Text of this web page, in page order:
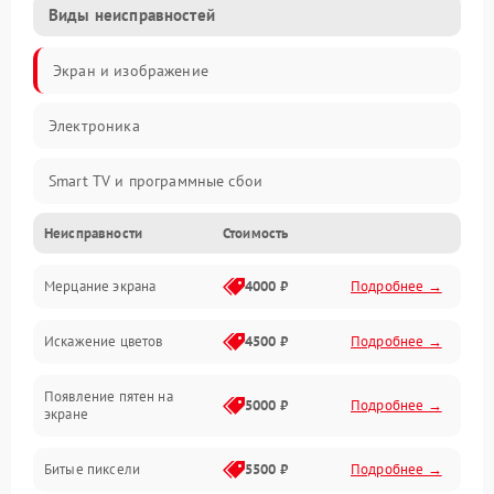
Виды неисправностей
Экран и изображение
Электроника
Smart TV и программные сбои
Питание и запуск
Подсветка и LED-модули
Звук и аудиосистема
Сигнал и приём каналов
Неисправности Стоимость
Мерцание экрана 4000 ₽ Подробнее →
Искажение цветов 4500 ₽ Подробнее →
Появление пятен на
экране
5000 ₽ Подробнее →
Битые пиксели 5500 ₽ Подробнее →